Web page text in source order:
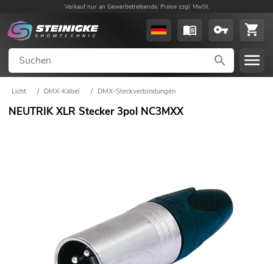
Verkauf nur an Gewerbetreibende. Preise zzgl. MwSt.
Licht / DMX-Kabel / DMX-Steckverbindungen
NEUTRIK XLR Stecker 3pol NC3MXX